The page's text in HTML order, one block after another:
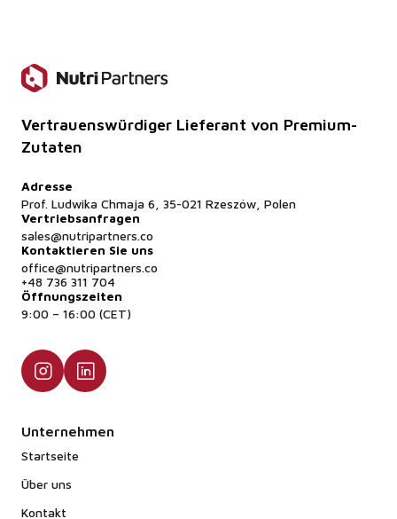
Vertrauenswürdiger Lieferant von Premium-
Zutaten
Adresse
Prof. Ludwika Chmaja 6, 35-021 Rzeszów, Polen
Vertriebsanfragen
sales@nutripartners.co
Kontaktieren Sie uns
office@nutripartners.co
+48 736 311 704
Öffnungszeiten
9:00 – 16:00 (CET)
Unternehmen
Startseite
Über uns
Kontakt